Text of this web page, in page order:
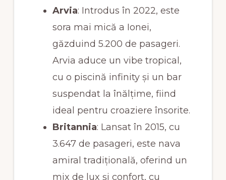
Arvia: Introdus în 2022, este
sora mai mică a Ionei,
găzduind 5.200 de pasageri.
Arvia aduce un vibe tropical,
cu o piscină infinity și un bar
suspendat la înălțime, fiind
ideal pentru croaziere însorite.
Britannia: Lansat în 2015, cu
3.647 de pasageri, este nava
amiral tradițională, oferind un
mix de lux și confort, cu